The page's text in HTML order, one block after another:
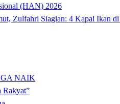
(HAN) 2026
Zulfahri Siagian: 4 Kapal Ikan
NAIK
Rakyat”